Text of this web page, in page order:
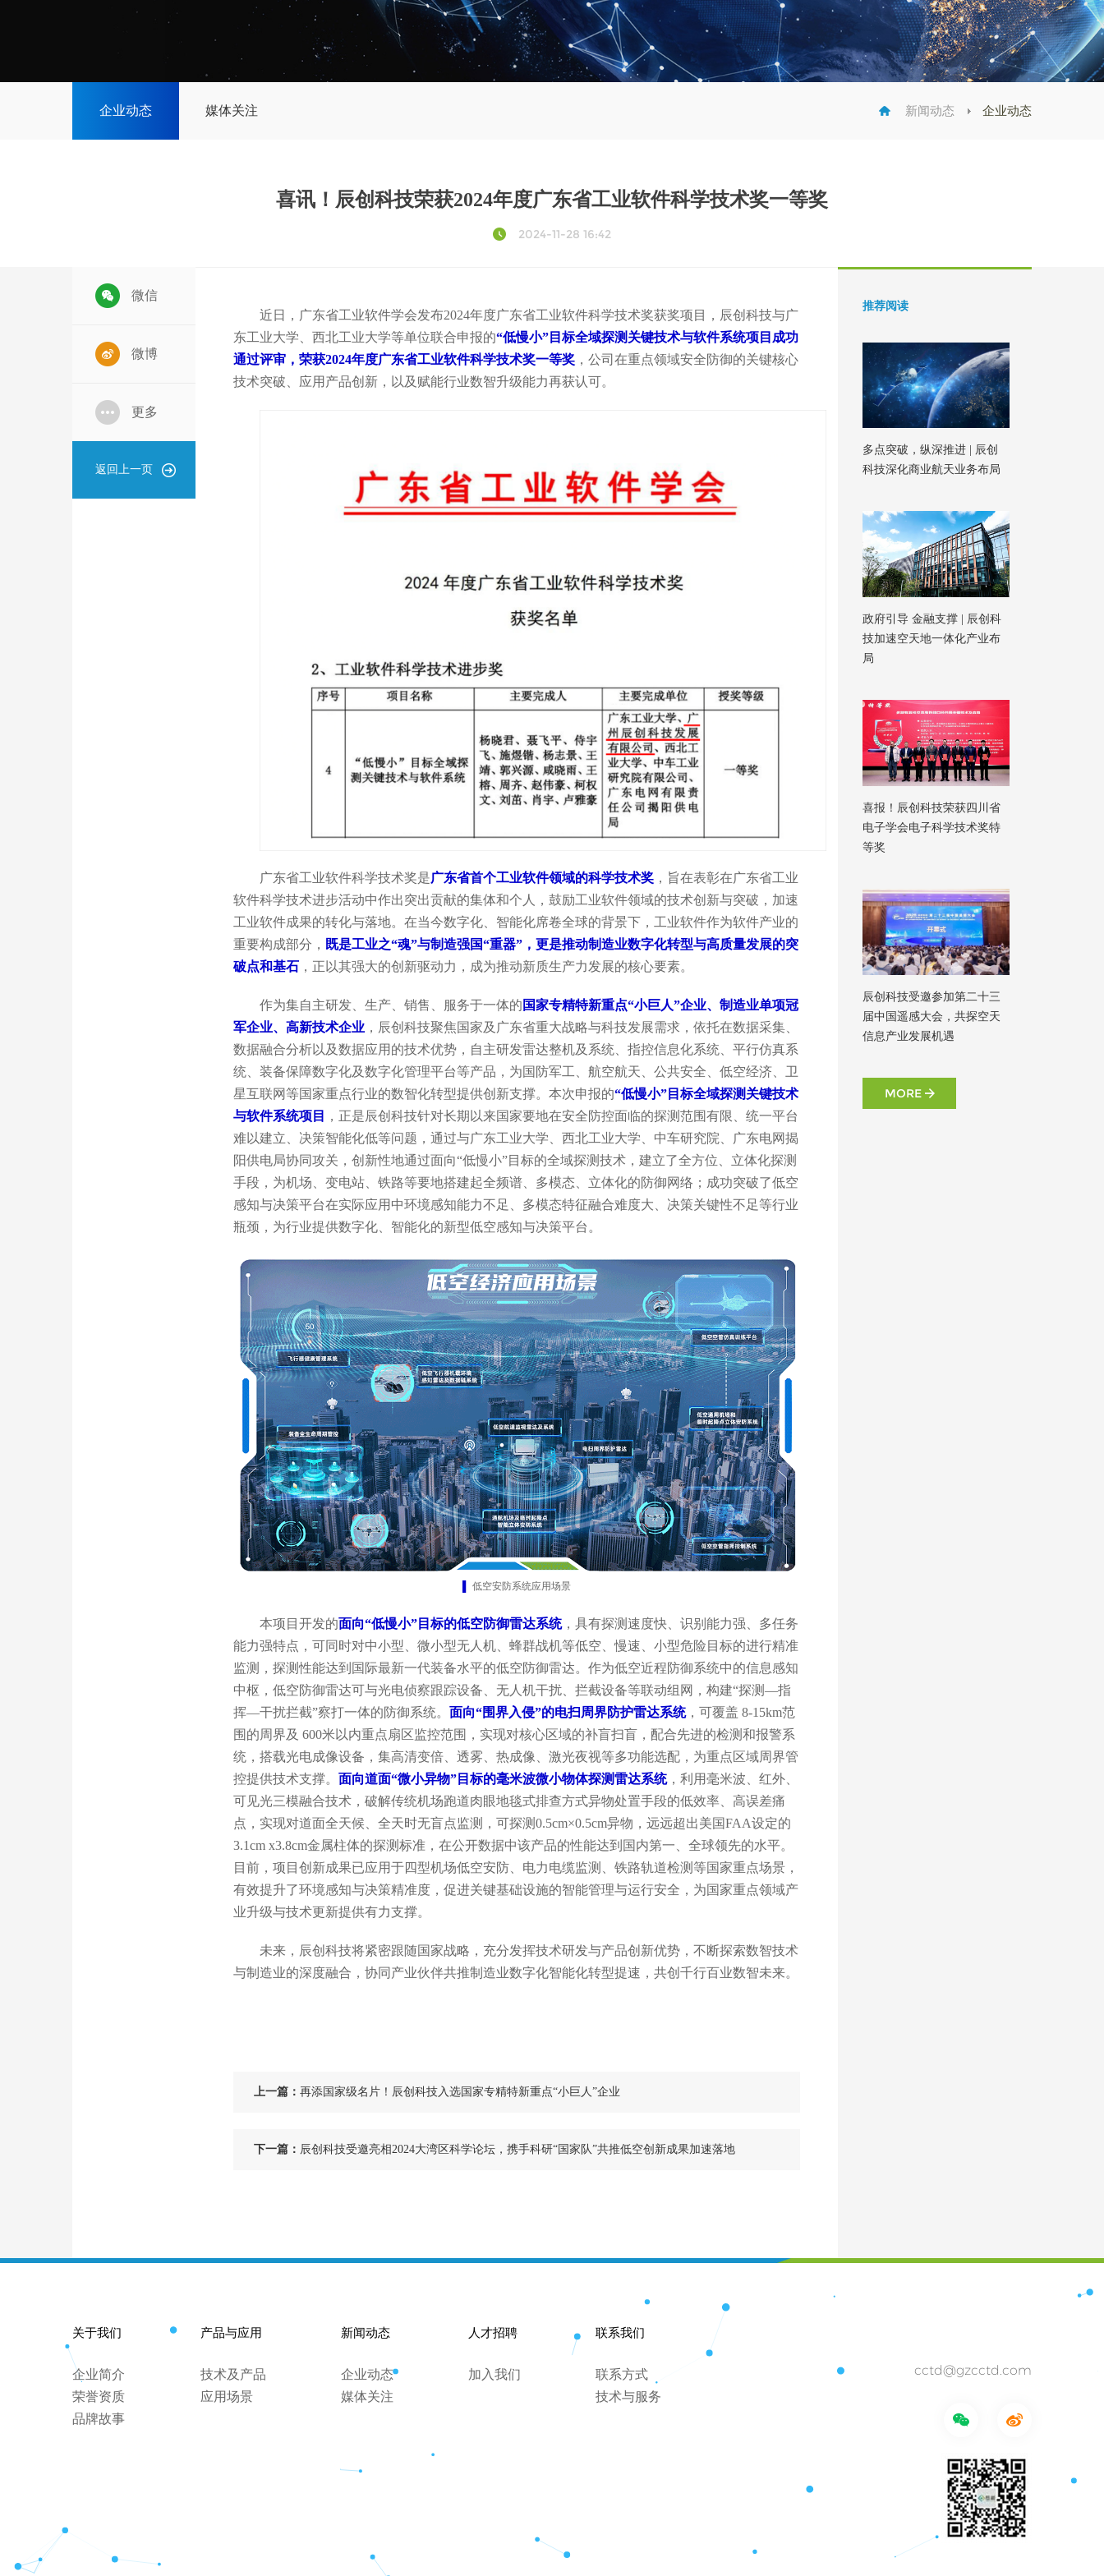
企业动态 媒体关注 新闻动态 企业动态
喜讯！辰创科技荣获2024年度广东省工业软件科学技术奖一等奖
2024-11-28 16:42
微信
微博
更多
返回上一页
近日，广东省工业软件学会发布2024年度广东省工业软件科学技术奖获奖项目，辰创科技与广
东工业大学、西北工业大学等单位联合申报的“低慢小”目标全域探测关键技术与软件系统项目成功
通过评审，荣获2024年度广东省工业软件科学技术奖一等奖，公司在重点领域安全防御的关键核心
技术突破、应用产品创新，以及赋能行业数智升级能力再获认可。
广东省工业软件科学技术奖是广东省首个工业软件领域的科学技术奖，旨在表彰在广东省工业
软件科学技术进步活动中作出突出贡献的集体和个人，鼓励工业软件领域的技术创新与突破，加速
工业软件成果的转化与落地。在当今数字化、智能化席卷全球的背景下，工业软件作为软件产业的
重要构成部分， 既是工业之“魂”与制造强国“重器”，更是推动制造业数字化转型与高质量发展的突
破点和基石，正以其强大的创新驱动力，成为推动新质生产力发展的核心要素。
作为集自主研发、生产、销售、服务于一体的 国家专精特新重点“小巨人”企业、制造业单项冠
军企业、高新技术企业，辰创科技聚焦国家及广东省重大战略与科技发展需求，依托在数据采集、
数据融合分析以及数据应用的技术优势，自主研发雷达整机及系统、指控信息化系统、平行仿真系
统、装备保障数字化及数字化管理平台等产品，为国防军工、航空航天、公共安全、低空经济、卫
星互联网等国家重点行业的数智化转型提供创新支撑。本次申报的“低慢小”目标全域探测关键技术
与软件系统项目
，正是辰创科技针对长期以来国家要地在安全防控面临的探测范围有限、统一平台
难以建立、决策智能化低等问题，通过与广东工业大学、西北工业大学、中车研究院、广东电网揭
阳供电局协同攻关，创新性地通过面向“低慢小”目标的全域探测技术，建立了全方位、立体化探测
手段，为机场、变电站、铁路等要地搭建起全频谱、多模态、立体化的防御网络；成功突破了低空
感知与决策平台在实际应用中环境感知能力不足、多模态特征融合难度大、决策关键性不足等行业
瓶颈，为行业提供数字化、智能化的新型低空感知与决策平台。
低空安防系统应用场景
本项目开发的面向“低慢小”目标的低空防御雷达系统，具有探测速度快、识别能力强、多任务
能力强特点，可同时对中小型、微小型无人机、蜂群战机等低空、慢速、小型危险目标的进行精准
监测，探测性能达到国际最新一代装备水平的低空防御雷达。作为低空近程防御系统中的信息感知
中枢，低空防御雷达可与光电侦察跟踪设备、无人机干扰、拦截设备等联动组网，构建“探测—指
挥—干扰拦截”察打一体的防御系统。 面向“围界入侵”的电扫周界防护雷达系统，可覆盖 8-15km范
围的周界及 600米以内重点扇区监控范围，实现对核心区域的补盲扫盲，配合先进的检测和报警系
统，搭载光电成像设备，集高清变倍、透雾、热成像、激光夜视等多功能选配，为重点区域周界管
控提供技术支撑。 面向道面“微小异物”目标的毫米波微小物体探测雷达系统，利用毫米波、红外、
可见光三模融合技术，破解传统机场跑道肉眼地毯式排查方式异物处置手段的低效率、高误差痛
点，实现对道面全天候、全天时无盲点监测，可探测0.5cm×0.5cm异物，远远超出美国FAA设定的
3.1cm x3.8cm金属柱体的探测标准，在公开数据中该产品的性能达到国内第一、全球领先的水平。
目前，项目创新成果已应用于四型机场低空安防、电力电缆监测、铁路轨道检测等国家重点场景，
有效提升了环境感知与决策精准度，促进关键基础设施的智能管理与运行安全，为国家重点领域产
业升级与技术更新提供有力支撑。
未来，辰创科技将紧密跟随国家战略，充分发挥技术研发与产品创新优势，不断探索数智技术
与制造业的深度融合，协同产业伙伴共推制造业数字化智能化转型提速，共创千行百业数智未来。
上一篇： 再添国家级名片！辰创科技入选国家专精特新重点“小巨人”企业
下一篇： 辰创科技受邀亮相2024大湾区科学论坛，携手科研“国家队”共推低空创新成果加速落地
推荐阅读
多点突破，纵深推进 | 辰创
科技深化商业航天业务布局
政府引导 金融支撑 | 辰创科
技加速空天地一体化产业布
局
喜报！辰创科技荣获四川省
电子学会电子科学技术奖特
等奖
辰创科技受邀参加第二十三
届中国遥感大会，共探空天
信息产业发展机遇
MORE
关于我们
企业简介
荣誉资质
品牌故事
产品与应用
技术及产品
应用场景
新闻动态
企业动态
媒体关注
人才招聘
加入我们
联系我们
联系方式
技术与服务
cctd@gzcctd.com